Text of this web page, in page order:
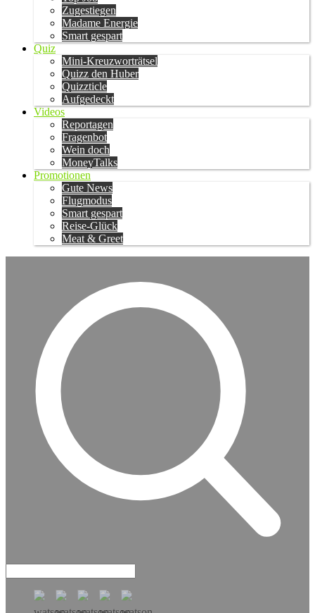
Zugestiegen
Madame Energie
Smart gespart
Quiz
Mini-Kreuzworträtsel
Quizz den Huber
Quizzticle
Aufgedeckt
Videos
Reportagen
Fragenbot
Wein doch
MoneyTalks
Promotionen
Gute News
Flugmodus
Smart gespart
Reise-Glück
Meat & Greet